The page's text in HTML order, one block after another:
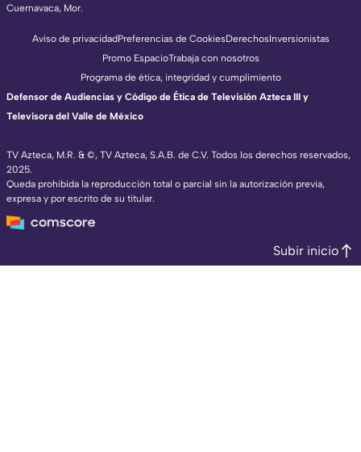
Cuernavaca, Mor.
TV Azteca, M.R. & ©, TV Azteca, S.A.B. de C.V. Todos los derechos reservados,
2025.
Queda prohibida la reproducción total o parcial sin la autorización previa,
expresa y por escrito de su titular.
Aviso de privacidadPreferencias de CookiesDerechosInversionistas
Promo EspacioTrabaja con nosotros
Programa de ética, integridad y cumplimiento
Defensor de Audiencias y Código de Ética de Televisión Azteca III y
Televisora del Valle de México
Subir inicio